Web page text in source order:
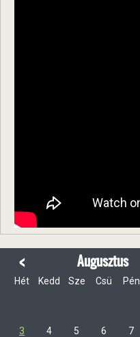
< Augusztus
Hét Kedd Sze Csü Pén
3 4 5 6 7